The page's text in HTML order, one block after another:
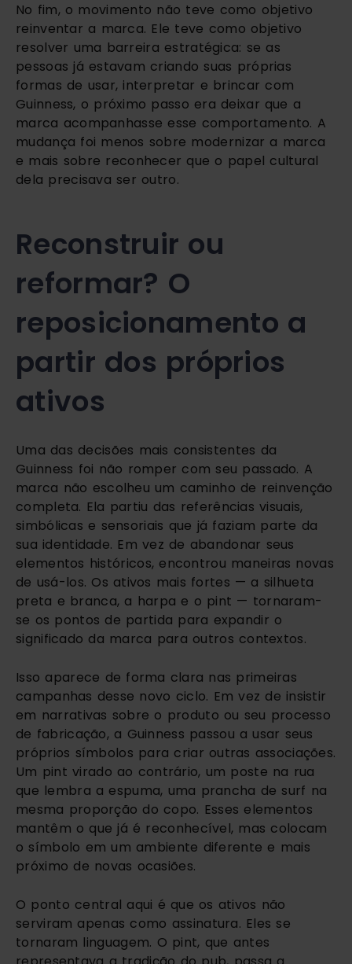
No fim, o movimento não teve como objetivo
reinventar a marca. Ele teve como objetivo
resolver uma barreira estratégica: se as
pessoas já estavam criando suas próprias
formas de usar, interpretar e brincar com
Guinness, o próximo passo era deixar que a
marca acompanhasse esse comportamento. A
mudança foi menos sobre modernizar a marca
e mais sobre reconhecer que o papel cultural
dela precisava ser outro.
Reconstruir ou
reformar? O
reposicionamento a
partir dos próprios
ativos
Uma das decisões mais consistentes da
Guinness foi não romper com seu passado. A
marca não escolheu um caminho de reinvenção
completa. Ela partiu das referências visuais,
simbólicas e sensoriais que já faziam parte da
sua identidade. Em vez de abandonar seus
elementos históricos, encontrou maneiras novas
de usá-los. Os ativos mais fortes — a silhueta
preta e branca, a harpa e o pint — tornaram-
se os pontos de partida para expandir o
significado da marca para outros contextos.
Isso aparece de forma clara nas primeiras
campanhas desse novo ciclo. Em vez de insistir
em narrativas sobre o produto ou seu processo
de fabricação, a Guinness passou a usar seus
próprios símbolos para criar outras associações.
Um pint virado ao contrário, um poste na rua
que lembra a espuma, uma prancha de surf na
mesma proporção do copo. Esses elementos
mantêm o que já é reconhecível, mas colocam
o símbolo em um ambiente diferente e mais
próximo de novas ocasiões.
O ponto central aqui é que os ativos não
serviram apenas como assinatura. Eles se
tornaram linguagem. O pint, que antes